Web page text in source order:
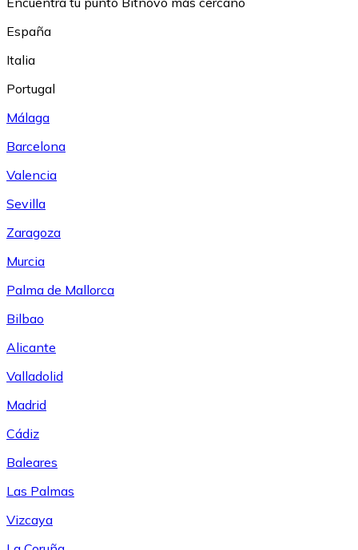
España
Italia
Portugal
Málaga
Barcelona
Valencia
Sevilla
Zaragoza
Murcia
Palma de Mallorca
Bilbao
Alicante
Valladolid
Madrid
Cádiz
Baleares
Las Palmas
Vizcaya